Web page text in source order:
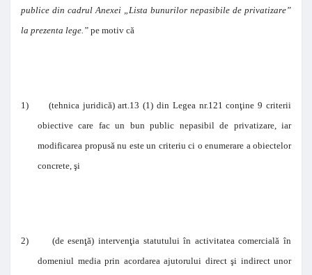
publice din cadrul Anexei „Lista bunurilor nepasibile de privatizare”
la prezenta lege.” pe motiv că
1)
(tehnica juridică) art.13 (1) din Legea nr.121 conţine 9 criterii
obiective care fac un bun public nepasibil de privatizare, iar
modificarea propusă nu este un criteriu ci o enumerare a obiectelor
concrete, şi
2)
(de esenţă) intervenţia statutului în activitatea comercială în
domeniul media prin acordarea ajutorului direct şi indirect unor